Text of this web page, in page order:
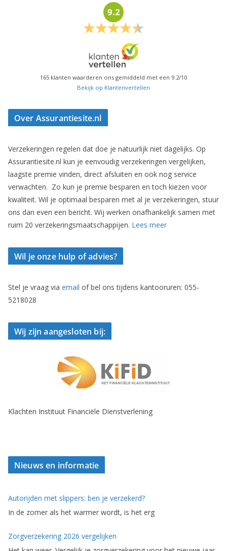
9.2
165 klanten waarderen ons gemiddeld met een 9.2/10
Bekijk op Klantenvertellen
Over Assurantiesite.nl
Verzekeringen regelen dat doe je natuurlijk niet dagelijks. Op
Assurantiesite.nl kun je eenvoudig verzekeringen vergelijken,
laagste premie vinden, direct afsluiten en ook nog service
verwachten. Zo kun je premie besparen en toch kiezen voor
kwaliteit. Wil je optimaal besparen met al je verzekeringen, stuur
ons dan even een bericht. Wij werken onafhankelijk samen met
ruim 20 verzekeringsmaatschappijen. Lees meer
Wil je onze hulp of advies?
Stel je vraag via email of bel ons tijdens kantooruren: 055-
5218028
Wij zijn aangesloten bij:
Klachten Instituut Financiële Dienstverlening
Nieuws en informatie
Autorijden met slippers: ben je verzekerd?
In de zomer als het warmer wordt, is het erg
Zorgverzekering 2026 vergelijken